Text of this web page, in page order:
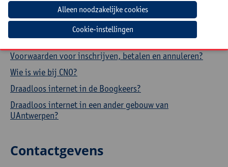
Hoe een aanwezigheidsattest downloaden?
Hoe je profiel aanpassen?
Waar vinden onze nascholingen plaats?
Voorwaarden voor inschrijven, betalen en annuleren?
Wie is wie bij CNO?
Draadloos internet in de Boogkeers?
Draadloos internet in een ander gebouw van
UAntwerpen?
Contactgevens
Cookie-instellingen